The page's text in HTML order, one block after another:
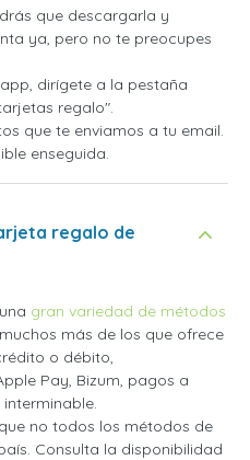
que descargarla y
ya, pero no te preocupes
dirígete a la pestaña
regalo".
que te enviamos a tu email.
enseguida.
regalo de
gran variedad de métodos
más de los que ofrece
o débito,
Pay, Bizum, pagos a
no todos los métodos de
Consulta la disponibilidad